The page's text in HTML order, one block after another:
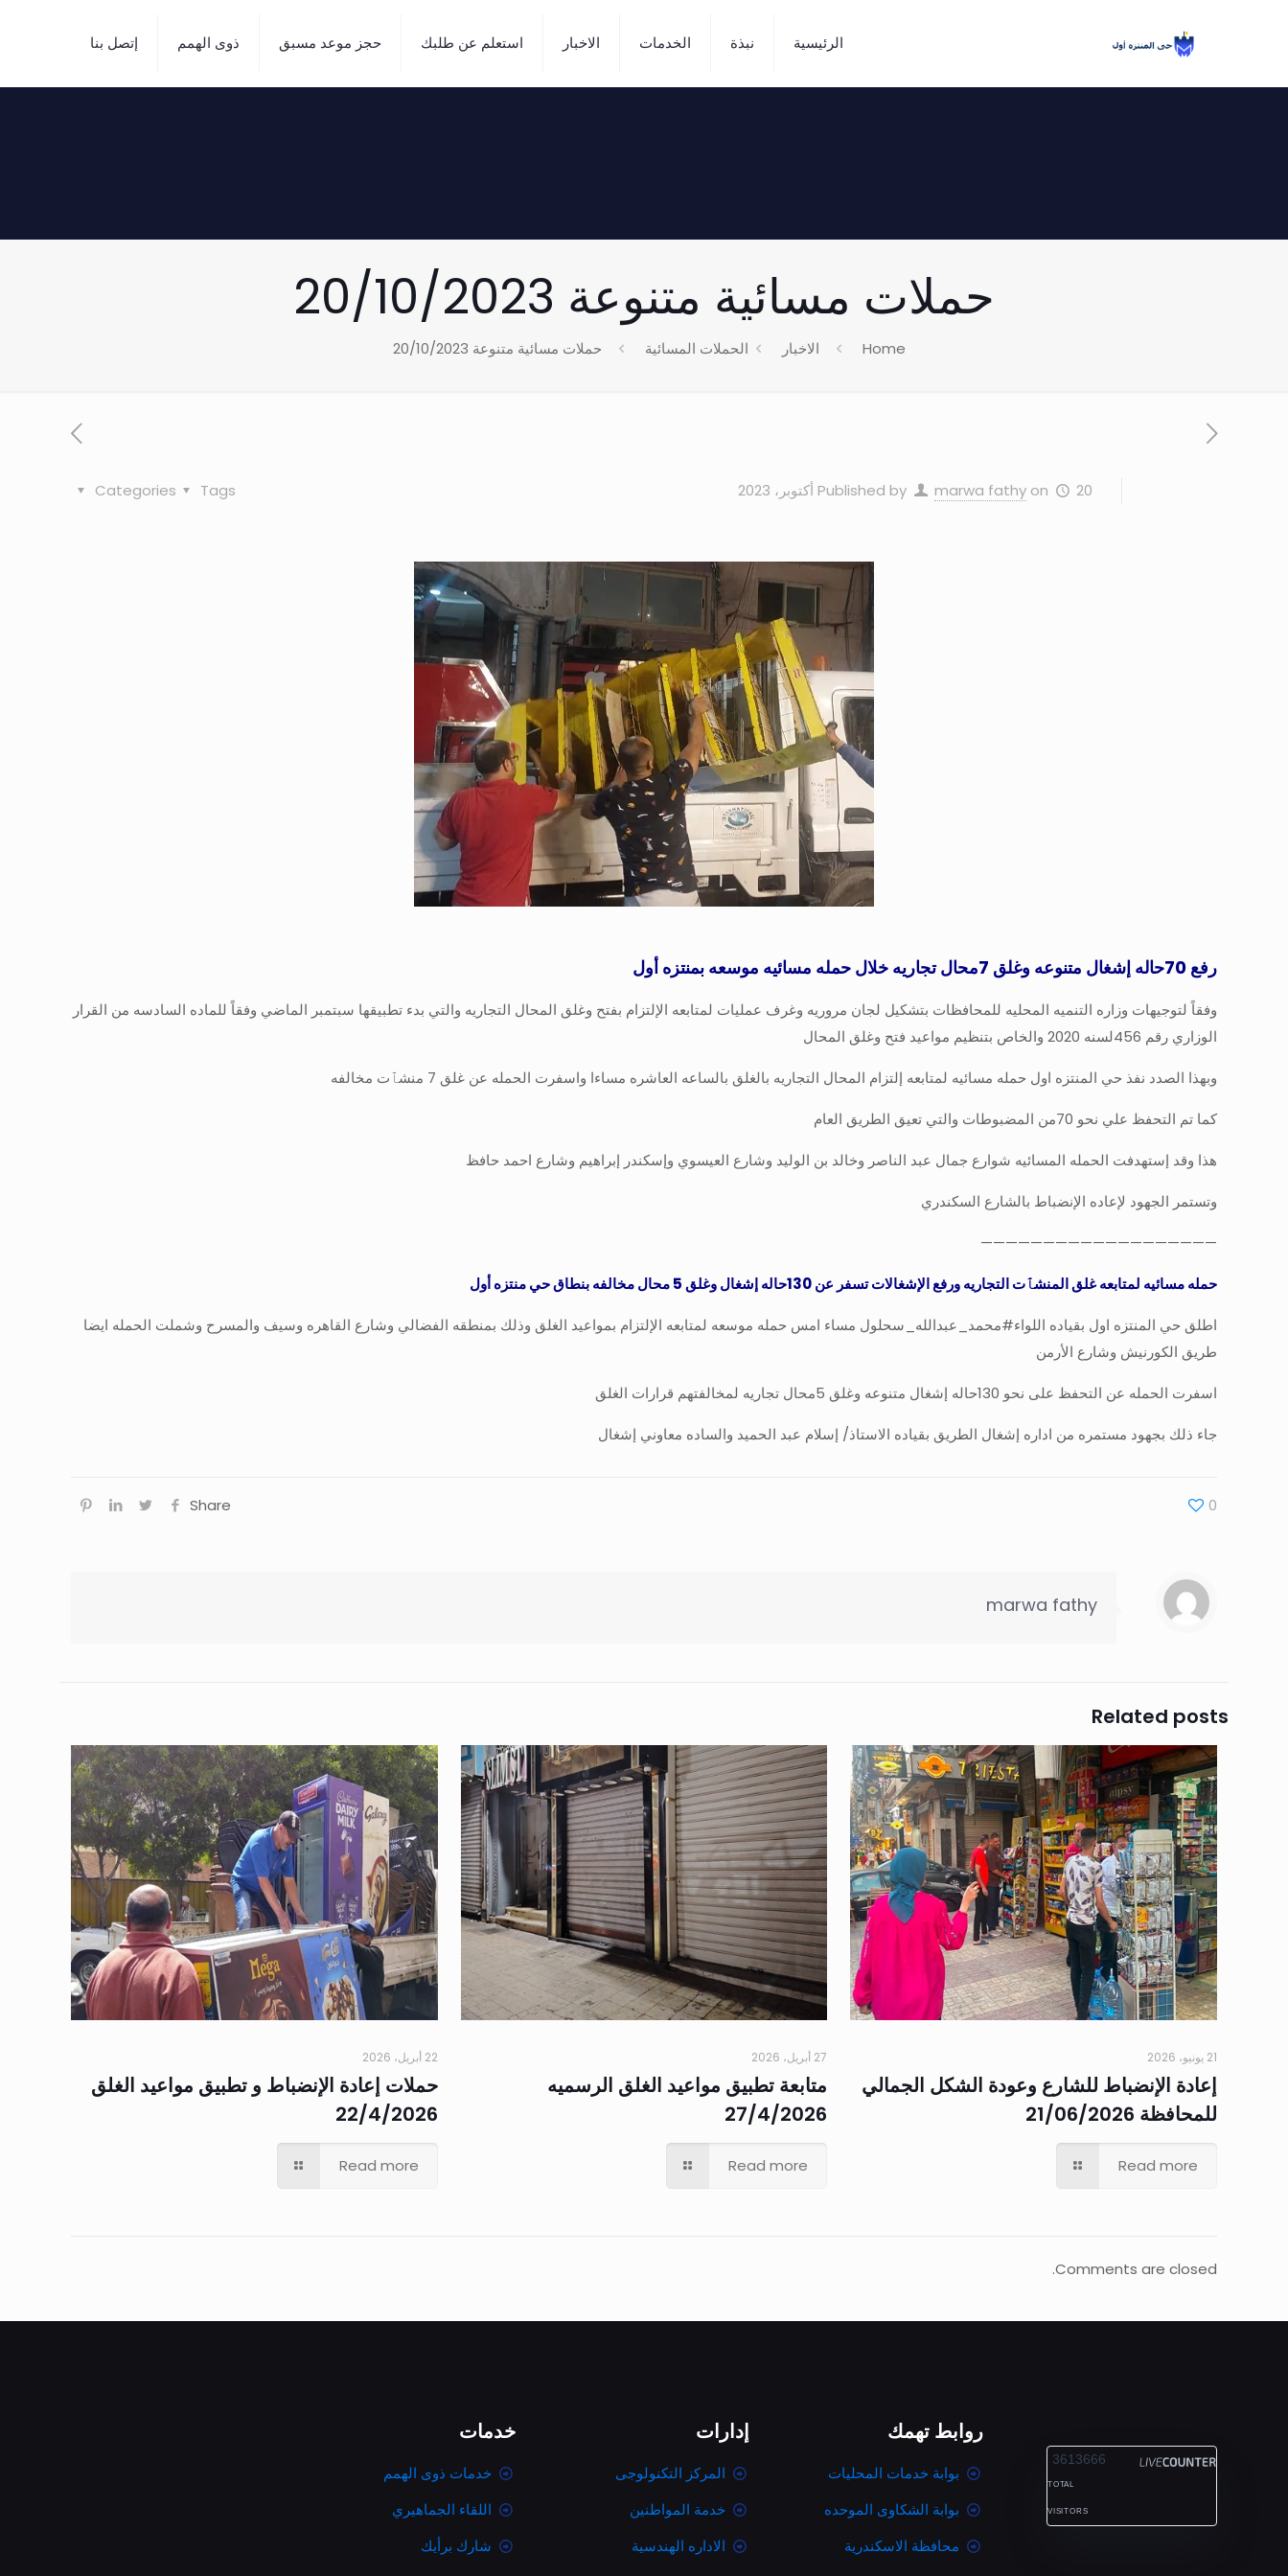
الرئيسية نبذة الخدمات الاخبار استعلم عن طلبك حجز موعد مسبق ذوى الهمم إتصل بنا
حملات مسائية متنوعة 20/10/2023
Home الاخبار الحملات المسائية حملات مسائية متنوعة 20/10/2023
Published by marwa fathy on 20 أكتوبر، 2023 Categories Tags
رفع 70حاله إشغال متنوعه وغلق 7محال تجاريه خلال حمله مسائيه موسعه بمنتزه أول
وفقاً لتوجيهات وزاره التنميه المحليه للمحافظات بتشكيل لجان مروريه وغرف عمليات لمتابعه الإلتزام بفتح وغلق المحال التجاريه والتي بدء تطبيقها سبتمبر الماضي وفقاً للماده السادسه من القرار
الوزاري رقم 456لسنه 2020 والخاص بتنظيم مواعيد فتح وغلق المحال
وبهذا الصدد نفذ حي المنتزه اول حمله مسائيه لمتابعه إلتزام المحال التجاريه بالغلق بالساعه العاشره مساءا واسفرت الحمله عن غلق 7 منشٱت مخالفه
كما تم التحفظ علي نحو 70من المضبوطات والتي تعيق الطريق العام
هذا وقد إستهدفت الحمله المسائيه شوارع جمال عبد الناصر وخالد بن الوليد وشارع العيسوي وإسكندر إبراهيم وشارع احمد حافظ
وتستمر الجهود لإعاده الإنضباط بالشارع السكندري
———————————————————
حمله مسائيه لمتابعه غلق المنشٱت التجاريه ورفع الإشغالات تسفر عن 130حاله إشغال وغلق 5 محال مخالفه بنطاق حي منتزه أول
اطلق حي المنتزه اول بقياده اللواء#محمد_عبدالله_سحلول مساء امس حمله موسعه لمتابعه الإلتزام بمواعيد الغلق وذلك بمنطقه الفضالي وشارع القاهره وسيف والمسرح وشملت الحمله ايضا
طريق الكورنيش وشارع الأرمن
اسفرت الحمله عن التحفظ على نحو 130حاله إشغال متنوعه وغلق 5محال تجاريه لمخالفتهم قرارات الغلق
جاء ذلك بجهود مستمره من اداره إشغال الطريق بقياده الاستاذ/ إسلام عبد الحميد والساده معاوني إشغال
Share 0
marwa fathy
Related posts
21 يونيو، 2026
إعادة الإنضباط للشارع وعودة الشكل الجمالي
للمحافظة 21/06/2026
Read more
27 أبريل، 2026
متابعة تطبيق مواعيد الغلق الرسميه
27/4/2026
Read more
22 أبريل، 2026
حملات إعادة الإنضباط و تطبيق مواعيد الغلق
22/4/2026
Read more
Comments are closed.
3613666
TOTAL
VISITORS
روابط تهمك
بوابة خدمات المحليات
بوابة الشكاوى الموحده
محافظة الاسكندرية
إدارات
المركز التكنولوجى
خدمة المواطنين
الاداره الهندسية
خدمات
خدمات ذوى الهمم
اللقاء الجماهيري
شارك برأيك